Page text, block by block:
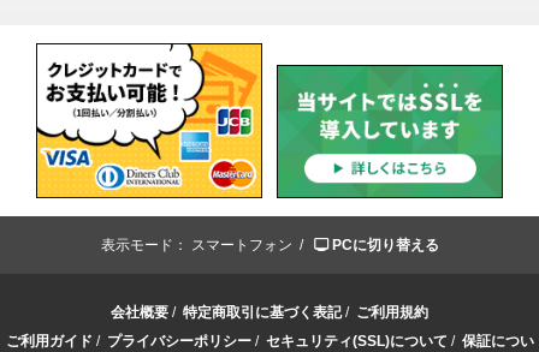
表示モード： スマートフォン / PCに切り替える
会社概要 / 特定商取引に基づく表記/ ご利用規約
ご利用ガイド / プライバシーポリシー/ セキュリティ(SSL)について / 保証につい